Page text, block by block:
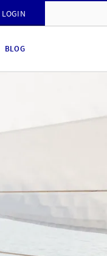
LOGIN
BLOG